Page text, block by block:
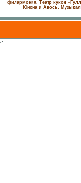
филармония. Театр кукол
Юнона и Авось.
>